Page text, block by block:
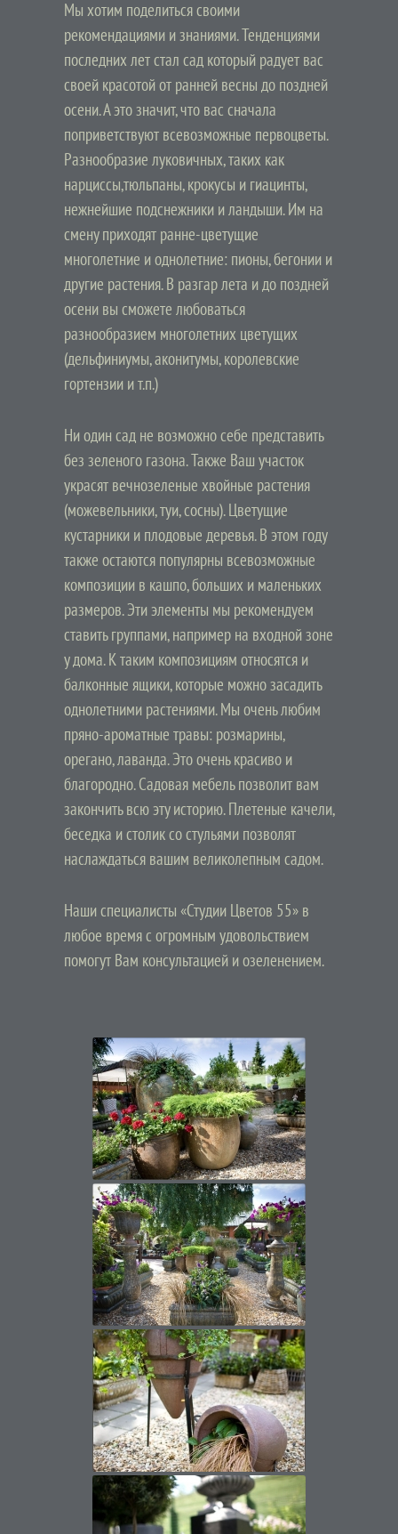
Мы хотим поделиться своими
рекомендациями и знаниями. Тенденциями
последних лет стал сад который радует вас
своей красотой от ранней весны до поздней
осени. А это значит, что вас сначала
поприветствуют всевозможные первоцветы.
Разнообразие луковичных, таких как
нарциссы,тюльпаны, крокусы и гиацинты,
нежнейшие подснежники и ландыши. Им на
смену приходят ранне-цветущие
многолетние и однолетние: пионы, бегонии и
другие растения. В разгар лета и до поздней
осени вы сможете любоваться
разнообразием многолетних цветущих
(дельфиниумы, аконитумы, королевские
гортензии и т.п.)
Ни один сад не возможно себе представить
без зеленого газона. Также Ваш участок
украсят вечнозеленые хвойные растения
(можевельники, туи, сосны). Цветущие
кустарники и плодовые деревья. В этом году
также остаются популярны всевозможные
композиции в кашпо, больших и маленьких
размеров. Эти элементы мы рекомендуем
ставить группами, например на входной зоне
у дома. К таким композициям относятся и
балконные ящики, которые можно засадить
однолетними растениями. Мы очень любим
пряно-ароматные травы: розмарины,
орегано, лаванда. Это очень красиво и
благородно. Садовая мебель позволит вам
закончить всю эту историю. Плетеные качели,
беседка и столик со стульями позволят
наслаждаться вашим великолепным садом.
Наши специалисты «Студии Цветов 55» в
любое время с огромным удовольствием
помогут Вам консультацией и озеленением.